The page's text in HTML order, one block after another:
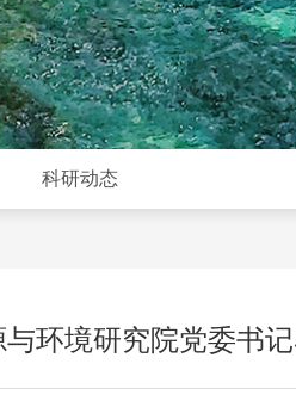
科研动态
环境研究院党委书